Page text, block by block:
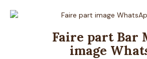
Faire part Bar
image